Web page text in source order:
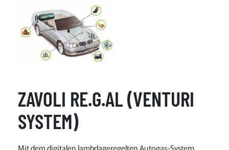
ZAVOLI RE.G.AL (VENTURI
SYSTEM)
Mit dem digitalen lambdageregelten Autogas-System